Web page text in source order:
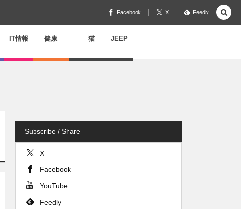
Facebook X Feedly
IT情報 健康 猫 JEEP
Subscribe / Share
X
Facebook
YouTube
Feedly